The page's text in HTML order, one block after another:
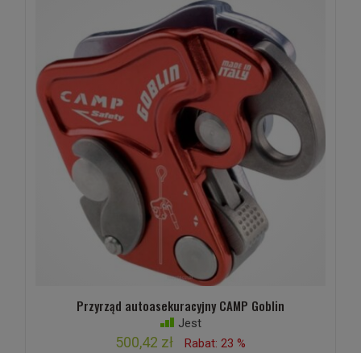
Przyrząd autoasekuracyjny CAMP Goblin
Jest
500,42 zł Rabat: 23 %